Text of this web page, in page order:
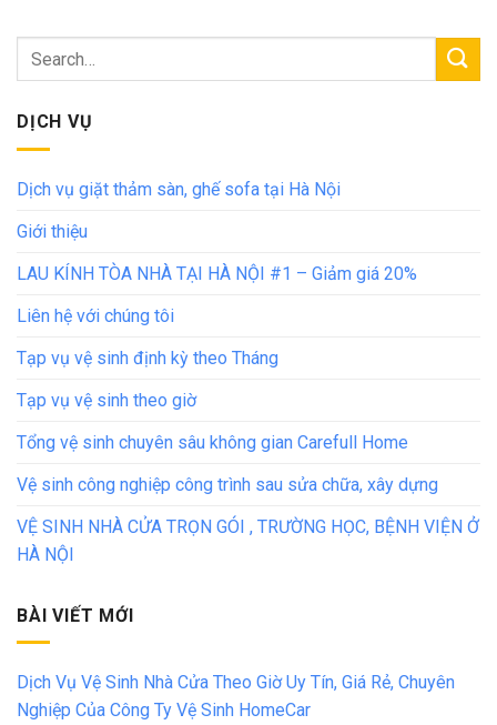
DỊCH VỤ
Dịch vụ giặt thảm sàn, ghế sofa tại Hà Nội
Giới thiệu
LAU KÍNH TÒA NHÀ TẠI HÀ NỘI #1 – Giảm giá 20%
Liên hệ với chúng tôi
Tạp vụ vệ sinh định kỳ theo Tháng
Tạp vụ vệ sinh theo giờ
Tổng vệ sinh chuyên sâu không gian Carefull Home
Vệ sinh công nghiệp công trình sau sửa chữa, xây dựng
VỆ SINH NHÀ CỬA TRỌN GÓI , TRƯỜNG HỌC, BỆNH VIỆN Ở
HÀ NỘI
BÀI VIẾT MỚI
Dịch Vụ Vệ Sinh Nhà Cửa Theo Giờ Uy Tín, Giá Rẻ, Chuyên
Nghiệp Của Công Ty Vệ Sinh HomeCar